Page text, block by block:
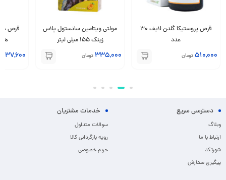
قرص پروستیکا گلدن لایف 30
عدد
510,000تومان
مولتی ویتامین سانستول پلاس
زینک 155 میلی لیتر
335,000 تومان
قرص
هلث
237,600
دسترسی سریع
وبلاگ
ارتباط با ما
شورتکد
پیگیری سفارش
خدمات مشتریان
سوالات متداول
رویه بازگردانی کالا
حریم خصوصی